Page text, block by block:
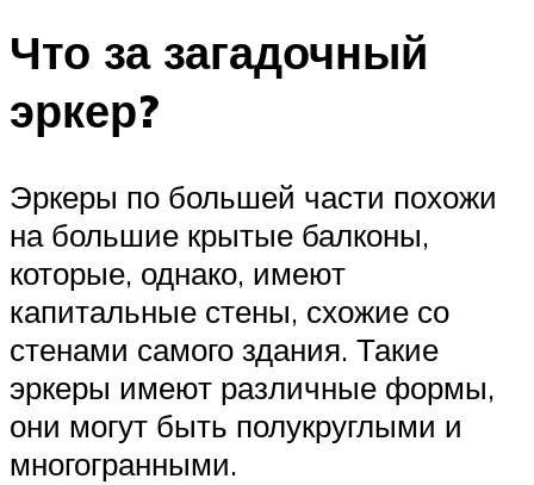
Что за загадочный
эркер?
Эркеры по большей части похожи
на большие крытые балконы,
которые, однако, имеют
капитальные стены, схожие со
стенами самого здания. Такие
эркеры имеют различные формы,
они могут быть полукруглыми и
многогранными.